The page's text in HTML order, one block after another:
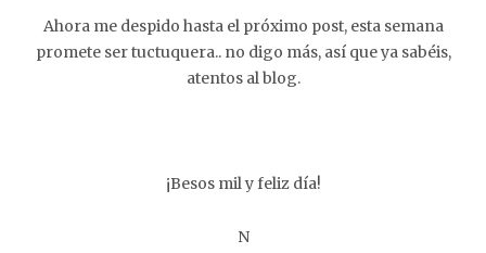
Ahora me despido hasta el próximo post, esta semana
promete ser tuctuquera.. no digo más, así que ya sabéis,
atentos al blog.
¡Besos mil y feliz día!
N